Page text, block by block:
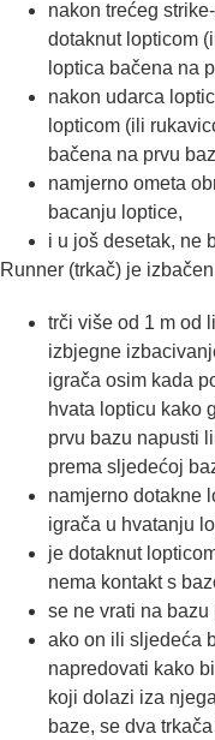
nakon trećeg
dotaknut lopticom
loptica bačena na
nakon udarca
lopticom (ili
bačena na prvu
namjerno ometa
bacanju loptice,
i u još desetak, ne
Runner (trkač) je
trči više od 1 m od
izbjegne
igrača osim kada
hvata lopticu kako
prvu bazu napusti
prema sljedećoj
namjerno dotakne
igrača u hvatanju
je dotaknut
nema kontakt s
se ne vrati na
ako on ili sljedeća
napredovati kako
koji dolazi iza
baze, se dva